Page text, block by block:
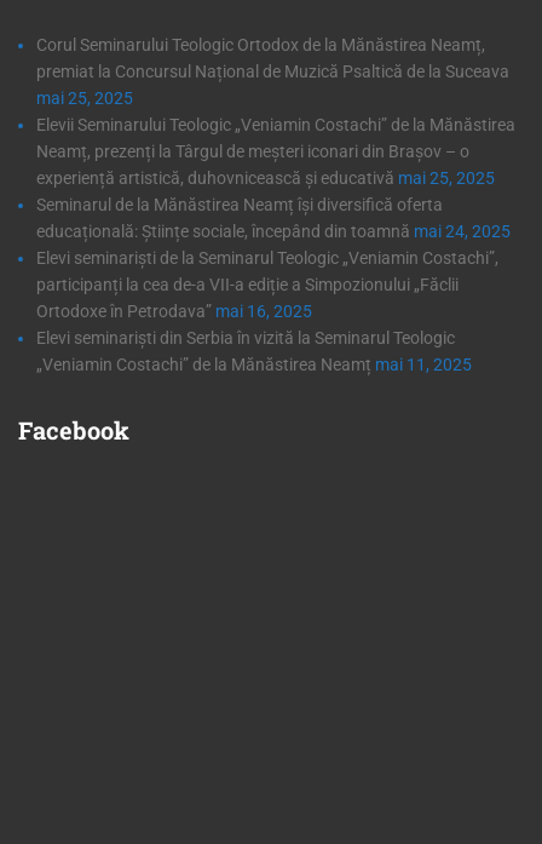
Corul Seminarului Teologic Ortodox de la Mănăstirea Neamț,
premiat la Concursul Național de Muzică Psaltică de la Suceava
mai 25, 2025
Elevii Seminarului Teologic „Veniamin Costachi” de la Mănăstirea
Neamț, prezenți la Târgul de meșteri iconari din Brașov – o
experiență artistică, duhovnicească și educativă mai 25, 2025
Seminarul de la Mănăstirea Neamț își diversifică oferta
educațională: Științe sociale, începând din toamnă mai 24, 2025
Elevi seminariști de la Seminarul Teologic „Veniamin Costachi”,
participanți la cea de-a VII-a ediție a Simpozionului „Făclii
Ortodoxe în Petrodava” mai 16, 2025
Elevi seminariști din Serbia în vizită la Seminarul Teologic
„Veniamin Costachi” de la Mănăstirea Neamț mai 11, 2025
Facebook